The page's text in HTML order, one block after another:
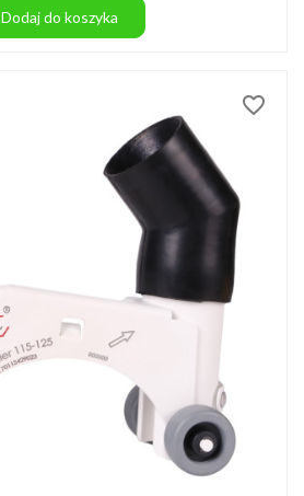
Dodaj do koszyka
favorite_border